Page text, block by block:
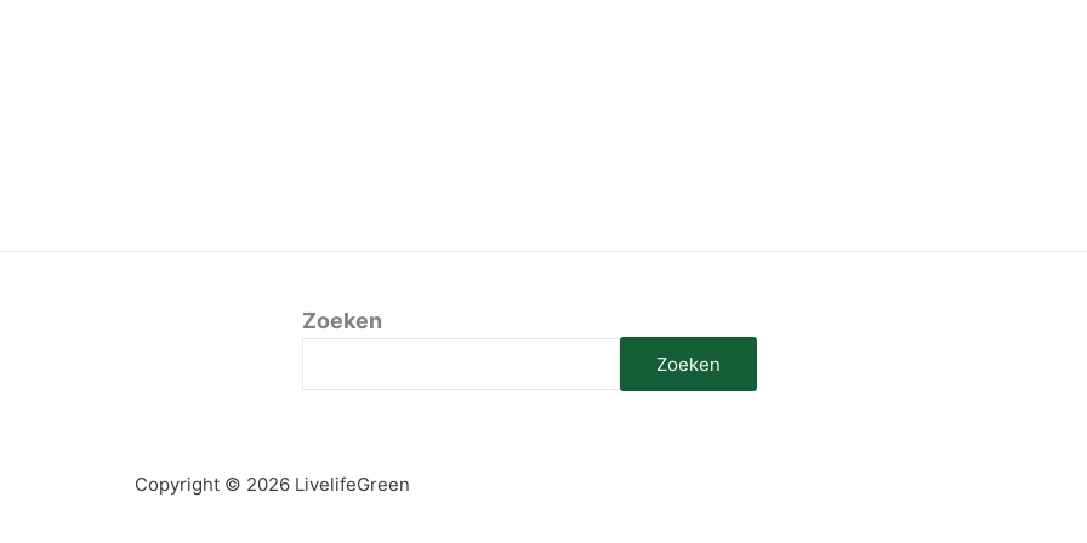
Zoeken
Zoeken
Copyright © 2026 LivelifeGreen